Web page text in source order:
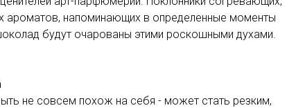
ароматов, напоминающих в определенные моменты
будут очарованы этими роскошными духами.
не совсем похож на себя - может стать резким,